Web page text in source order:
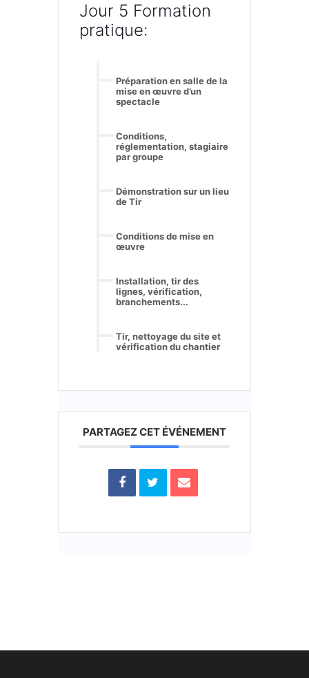
Jour 5 Formation
pratique:
Préparation en salle de la
mise en œuvre d’un
spectacle
Conditions,
réglementation, stagiaire
par groupe
Démonstration sur un lieu
de Tir
Conditions de mise en
œuvre
Installation, tir des
lignes, vérification,
branchements...
Tir, nettoyage du site et
vérification du chantier
PARTAGEZ CET ÉVÉNEMENT